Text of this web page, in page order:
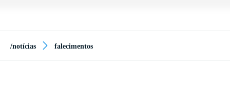
/notícias falecimentos